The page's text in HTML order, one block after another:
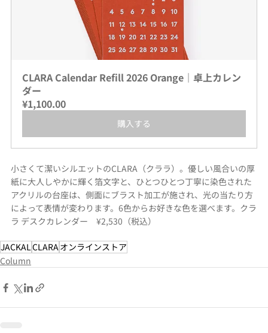
CLARA Calendar Refill 2026 Orange｜卓上カレン
ダー
¥1,100.00
購入する
小さくて潔いシルエットのCLARA（クララ）。優しい風合いの厚
紙に大人しやかに輝く箔文字と、ひとつひとつ丁寧に染色された
アクリルの台座は、側面にブラスト加工が施され、光の当たり方
によって表情が変わります。6色からお好きな色を選べます。クラ
ラ デスクカレンダー　¥2,530（税込）
JACKALCLARAオンラインストア
Column